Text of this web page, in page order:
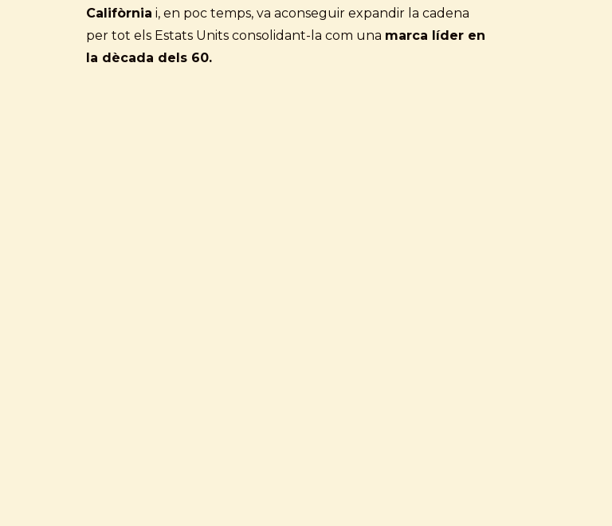
Califòrnia i, en poc temps, va aconseguir expandir la cadena
per tot els Estats Units consolidant-la com una marca líder en
la dècada dels 60.